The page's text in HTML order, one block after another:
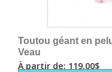
Toutou géant en
Veau
À partir de: 119,00$